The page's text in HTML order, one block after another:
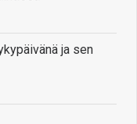
ja sen